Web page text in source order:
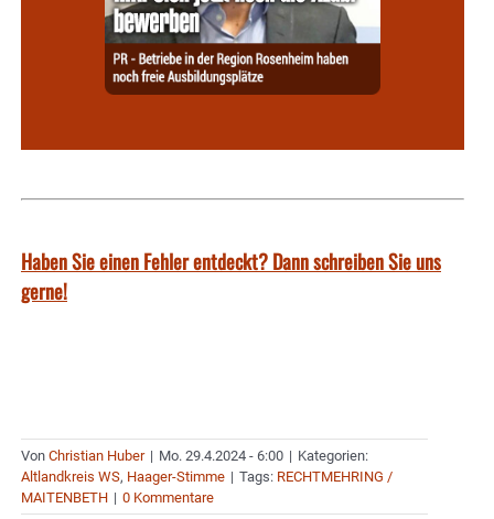
Haben Sie einen Fehler entdeckt? Dann schreiben Sie uns
gerne!
Von Christian Huber | Mo. 29.4.2024 - 6:00 | Kategorien:
Altlandkreis WS, Haager-Stimme | Tags: RECHTMEHRING /
MAITENBETH | 0 Kommentare